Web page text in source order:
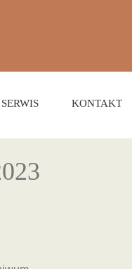
SERWIS
KONTAKT